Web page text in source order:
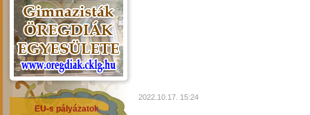
EU-s pályázatok
2022.10.17. 15:24